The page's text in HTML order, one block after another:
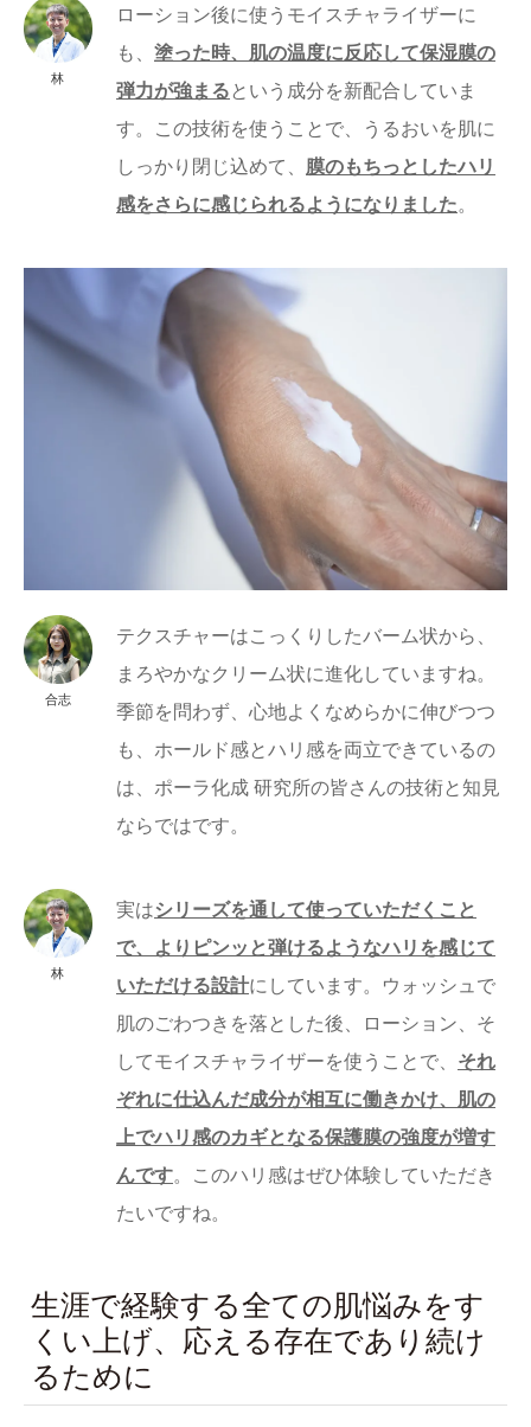
林
ローション後に使うモイスチャライザーに
も、塗った時、肌の温度に反応して保湿膜の
弾力が強まるという成分を新配合していま
す。この技術を使うことで、うるおいを肌に
しっかり閉じ込めて、 膜のもちっとしたハリ
感をさらに感じられるようになりました。
合志
テクスチャーはこっくりしたバーム状から、
まろやかなクリーム状に進化していますね。
季節を問わず、心地よくなめらかに伸びつつ
も、ホールド感とハリ感を両立できているの
は、ポーラ化成 研究所の皆さんの技術と知見
ならではです。
林
実はシリーズを通して使っていただくこと
で、よりピンッと弾けるようなハリを感じて
いただける設計にしています。ウォッシュで
肌のごわつきを落とした後、ローション、そ
してモイスチャライザーを使うことで、 それ
ぞれに仕込んだ成分が相互に働きかけ、肌の
上でハリ感のカギとなる保護膜の強度が増す
んです。このハリ感はぜひ体験していただき
たいですね。
生涯で経験する全ての肌悩みをす
くい上げ、応える存在であり続け
るために